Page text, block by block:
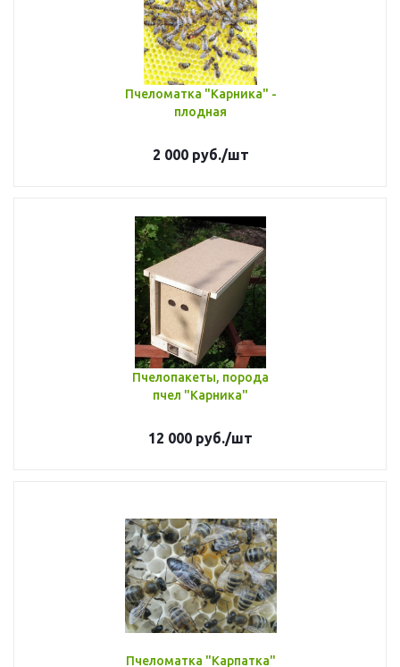
Пчеломатка "Карника" -
плодная
2 000руб./шт
Пчелопакеты, порода
пчел "Карника"
12 000 руб./шт
Пчеломатка "Карпатка"